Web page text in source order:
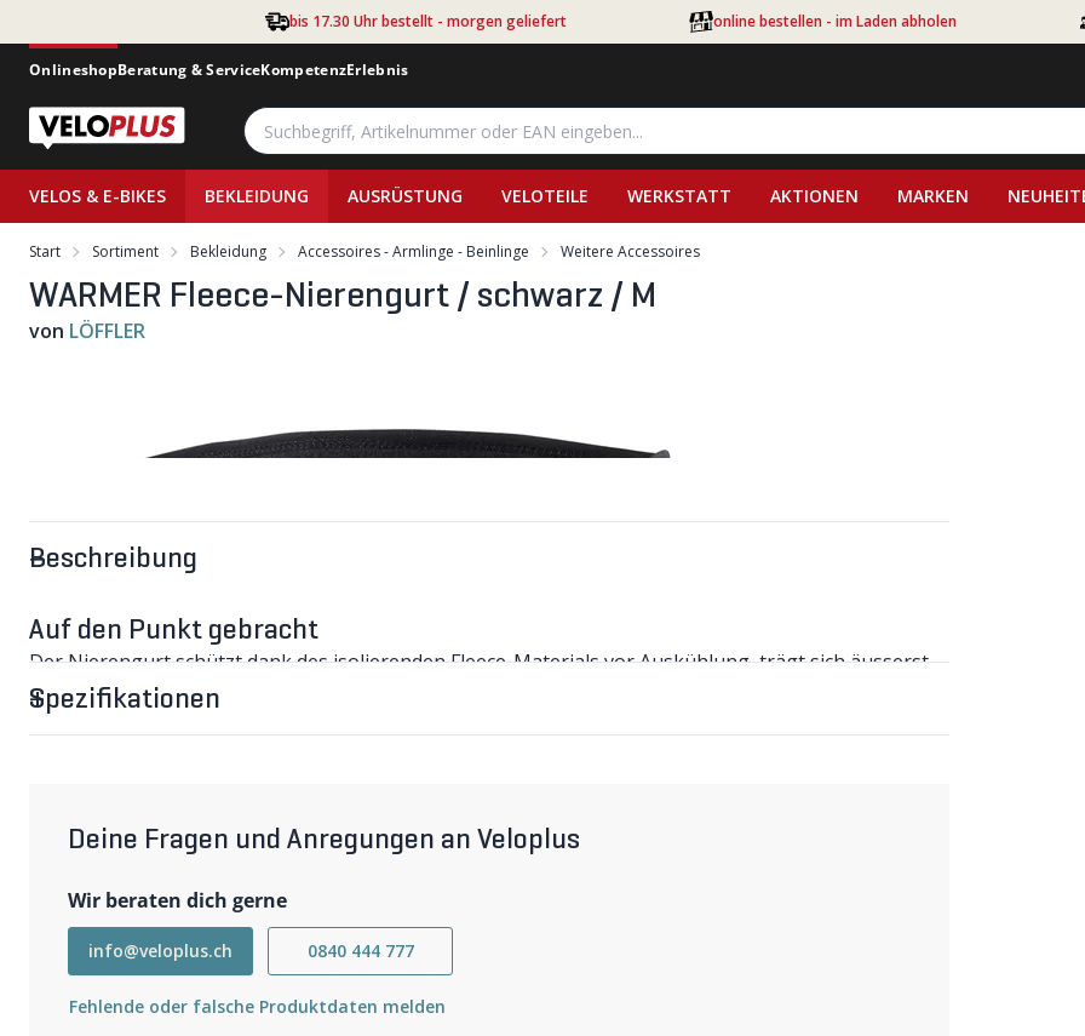
bis 17.30 Uhr bestellt - morgen geliefert online bestellen - im Laden abholen
OnlineshopBeratung & ServiceKompetenzErlebnis
VELOS & E-BIKES BEKLEIDUNG AUSRÜSTUNG VELOTEILE WERKSTATT AKTIONEN MARKEN
Start Sortiment Bekleidung Accessoires - Armlinge - Beinlinge Weitere Accessoires
WARMER Fleece-Nierengurt / schwarz / M
von LÖFFLER
Beschreibung
Auf den Punkt gebracht
Der Nierengurt schützt dank des isolierenden Fleece-Materials vor Auskühlung, trägt sich äusserst
angenehm und hält die Nieren warm.
WARMER Fleece-Nierengurt im Detail
Wichtigste Eigenschaften
Angenehmes Tragegefühl
Weitere Informationen
XS = 61–74cm
S = 75–88cm
M = 89–102cm
Spezifikationen
Deine Fragen und Anregungen an Veloplus
Wir beraten dich gerne
info@veloplus.ch 0840 444 777
Fehlende oder falsche Produktdaten melden